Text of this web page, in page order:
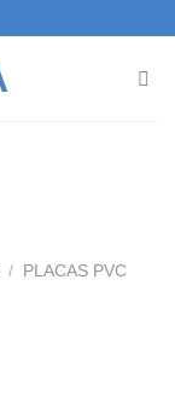
/ PLACAS PVC